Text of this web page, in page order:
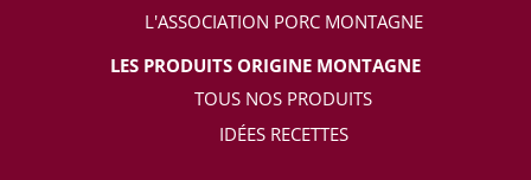
L'ASSOCIATION PORC MONTAGNE
LES PRODUITS ORIGINE MONTAGNE
TOUS NOS PRODUITS
IDÉES RECETTES